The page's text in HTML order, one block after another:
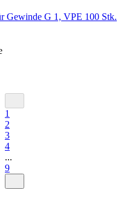
Gewinde G 1, VPE 100 Stk.
1
2
3
4
...
9